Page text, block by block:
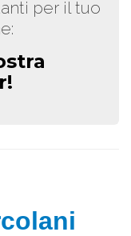
per il tuo